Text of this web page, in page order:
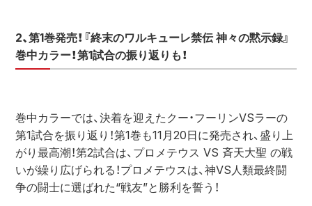
2、第1巻発売！『終末のワルキューレ禁伝 神々の黙示録』
巻中カラー！第1試合の振り返りも！
巻中カラーでは、決着を迎えたクー・フーリンVSラーの
第1試合を振り返り！第1巻も11月20日に発売され、盛り上
がり最高潮！第2試合は、プロメテウス VS 斉天大聖 の戦
いが繰り広げられる！プロメテウスは、神VS人類最終闘
争の闘士に選ばれた“戦友”と勝利を誓う！